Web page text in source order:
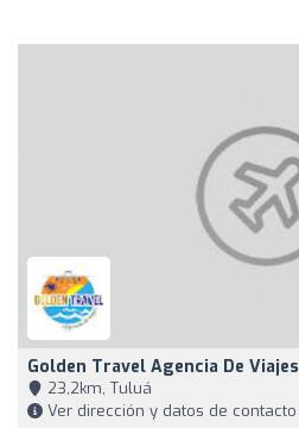
Golden Travel Agencia De Viajes
23,2km, Tuluá
Ver dirección y datos de contacto